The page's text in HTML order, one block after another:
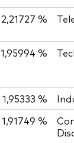
2,21727 %
1,95994 %
1,95333 %
1,91749 %